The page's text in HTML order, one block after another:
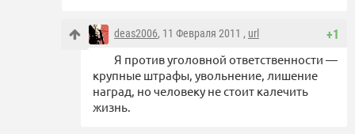
+1
deas2006, 11 Февраля 2011 , url
Я против уголовной ответственности —
крупные штрафы, увольнение, лишение
наград, но человеку не стоит калечить
жизнь.